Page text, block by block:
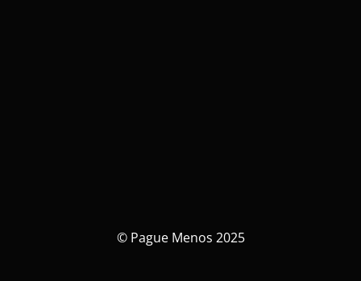
© Pague Menos 2025